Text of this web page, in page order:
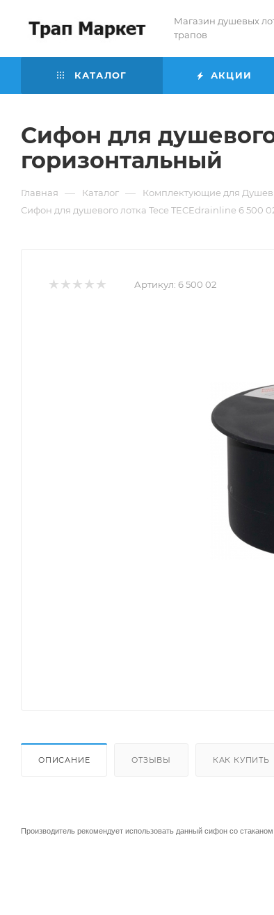
Магазин душевых
трапов
КАТАЛОГ АКЦИИ
Сифон для
горизонтальный
Главная — Каталог — Комплектующие для
Сифон для душевого лотка Tece TECEdrainline 6 500
Артикул: 6 500 02
ОПИСАНИЕ ОТЗЫВЫ КАК КУПИТЬ
Производитель рекомендует использовать данный сифон со стаканом